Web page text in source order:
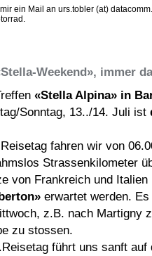
ein Mail an urs.tobler (at)
Weekend», immer
«Stella Alpina» in
Sonntag, 13../14. Juli ist
fahren wir von
Strassenkilometer
von Frankreich und
erwartet werden.
z.B. nach Martigny
zu stossen.
führt uns sanft